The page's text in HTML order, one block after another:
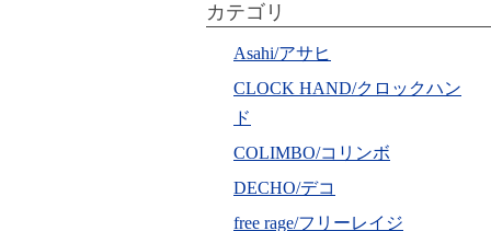
カテゴリ
Asahi/アサヒ
CLOCK HAND/クロックハン
ド
COLIMBO/コリンボ
DECHO/デコ
free rage/フリーレイジ